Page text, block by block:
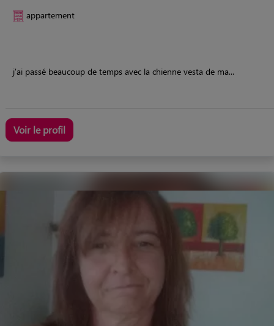
appartement
j'ai passé beaucoup de temps avec la chienne vesta de ma...
Voir le profil